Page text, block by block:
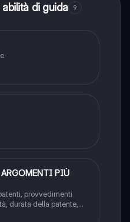
abilità di guida 9
PIÙ
provvedimenti
durata della patente,
punti della patente